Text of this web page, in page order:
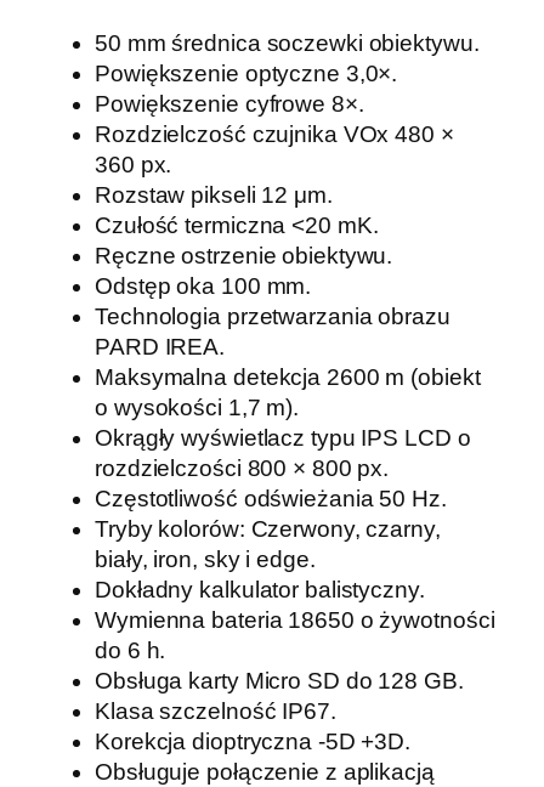
50 mm średnica soczewki obiektywu.
Powiększenie optyczne 3,0×.
Powiększenie cyfrowe 8×.
Rozdzielczość czujnika VOx 480 ×
360 px.
Rozstaw pikseli 12 μm.
Czułość termiczna <20 mK.
Ręczne ostrzenie obiektywu.
Odstęp oka 100 mm.
Technologia przetwarzania obrazu
PARD IREA.
Maksymalna detekcja 2600 m (obiekt
o wysokości 1,7 m).
Okrągły wyświetlacz typu IPS LCD o
rozdzielczości 800 × 800 px.
Częstotliwość odświeżania 50 Hz.
Tryby kolorów: Czerwony, czarny,
biały, iron, sky i edge.
Dokładny kalkulator balistyczny.
Wymienna bateria 18650 o żywotności
do 6 h.
Obsługa karty Micro SD do 128 GB.
Klasa szczelność IP67.
Korekcja dioptryczna -5D +3D.
Obsługuje połączenie z aplikacją